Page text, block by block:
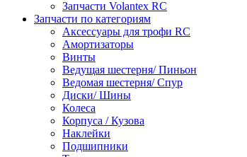
Запчасти Volantex RC
Запчасти по категориям
Аксессуары для трофи RC
Амортизаторы
Винты
Ведущая шестерня/ Пиньон
Ведомая шестерня/ Спур
Диски/ Шины
Колеса
Корпуса / Кузова
Наклейки
Подшипники